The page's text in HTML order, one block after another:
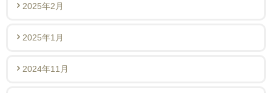
2025年2月
2025年1月
2024年11月